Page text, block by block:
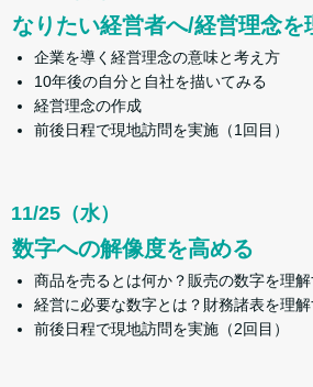
なりたい経営者へ/経営理念を
企業を導く経営理念の意味と考え方
10年後の自分と自社を描いてみる
経営理念の作成
前後日程で現地訪問を実施（1回目）
11/25（水）
数字への解像度を高める
商品を売るとは何か？販売の数字を理解
経営に必要な数字とは？財務諸表を理解
前後日程で現地訪問を実施（2回目）